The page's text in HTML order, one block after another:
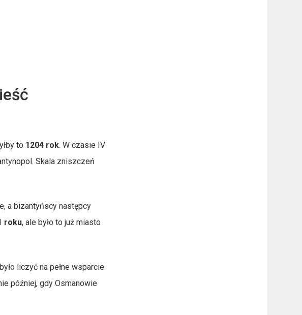
to 1204 rok. W czasie IV
Skala zniszczeń
a bizantyńscy następcy
roku, ale było to już miasto
liczyć na pełne wsparcie
później, gdy Osmanowie